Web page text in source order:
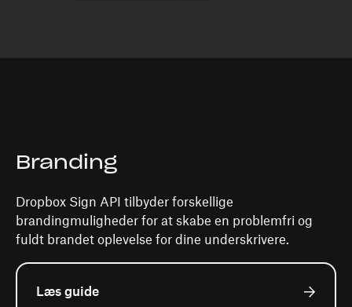
Branding
Dropbox Sign API tilbyder forskellige
brandingmuligheder for at skabe en problemfri og
fuldt brandet oplevelse for dine underskrivere.
Læs guide